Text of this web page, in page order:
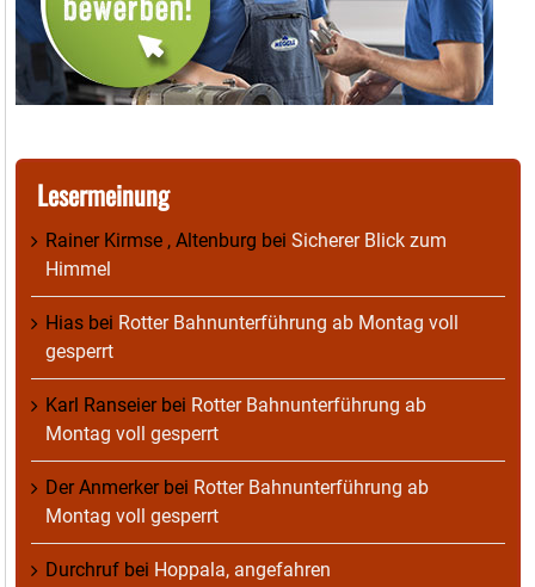
Lesermeinung
Rainer Kirmse , Altenburg bei Sicherer Blick zum
Himmel
Hias bei Rotter Bahnunterführung ab Montag voll
gesperrt
Karl Ranseierbei Rotter Bahnunterführung ab
Montag voll gesperrt
Der Anmerkerbei Rotter Bahnunterführung ab
Montag voll gesperrt
Durchruf bei Hoppala, angefahren